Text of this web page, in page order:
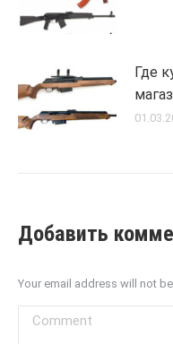
Где
Добавить
Your email address will not
Comment